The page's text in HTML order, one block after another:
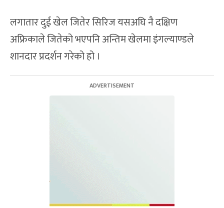
लगातार दुई खेल जितेर सिरिज यसअघि नै दक्षिण
अफ्रिकाले जितेको भएपनि अन्तिम खेलमा इंगल्याण्डले
शानदार प्रदर्शन गरेको हो ।